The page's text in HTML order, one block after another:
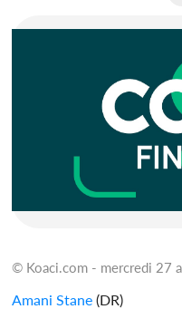
© Koaci.com - mercredi 27
Amani Stane (DR)